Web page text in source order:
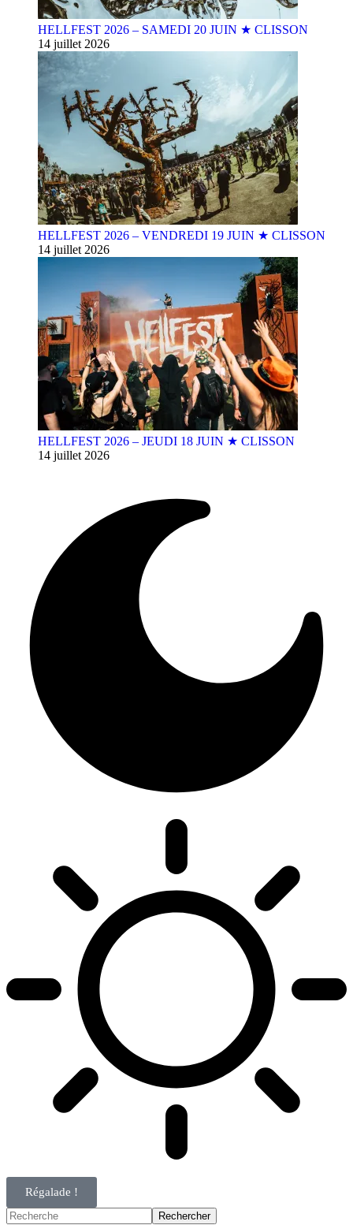
HELLFEST 2026 – SAMEDI 20 JUIN ★ CLISSON
14 juillet 2026
HELLFEST 2026 – VENDREDI 19 JUIN ★ CLISSON
14 juillet 2026
HELLFEST 2026 – JEUDI 18 JUIN ★ CLISSON
14 juillet 2026
Régalade !